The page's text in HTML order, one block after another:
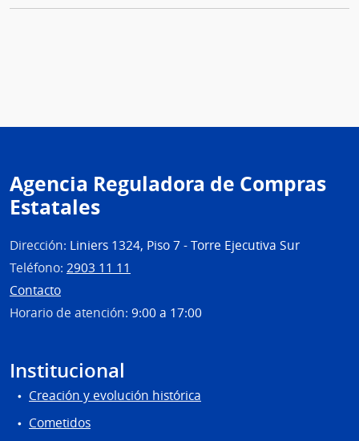
Agencia Reguladora de Compras
Estatales
Dirección: Liniers 1324, Piso 7 - Torre Ejecutiva Sur
Teléfono: 2903 11 11
Contacto
Horario de atención: 9:00 a 17:00
Institucional
Creación y evolución histórica
Cometidos